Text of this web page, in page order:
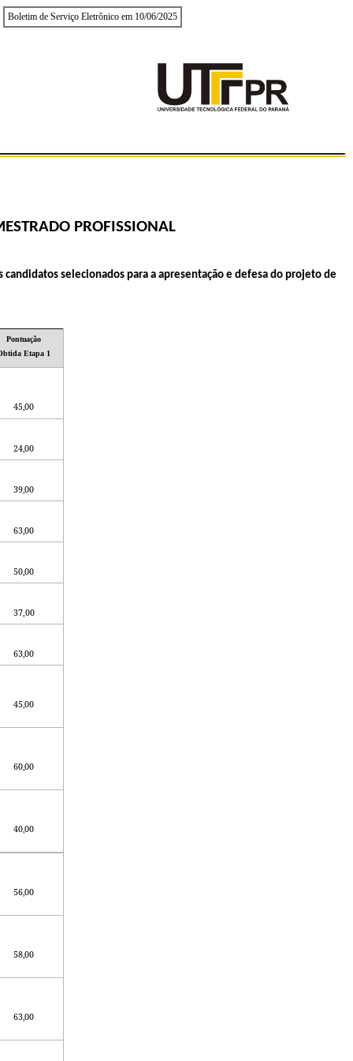
Boletim de Serviço Eletrônico em 10/06/2025
PROFISSIONAL
candidatos selecionados para a apresentação e defesa do projeto de
Pontuação
Etapa 1
45,00
24,00
39,00
63,00
50,00
37,00
63,00
45,00
60,00
40,00
56,00
58,00
63,00